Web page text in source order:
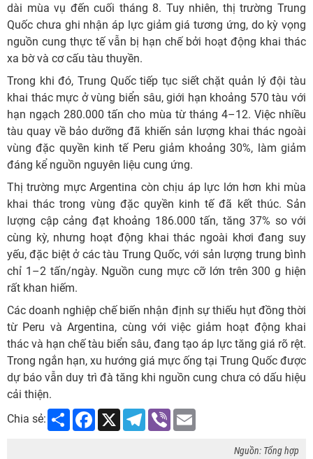
dài mùa vụ đến cuối tháng 8. Tuy nhiên, thị trường Trung
Quốc chưa ghi nhận áp lực giảm giá tương ứng, do kỳ vọng
nguồn cung thực tế vẫn bị hạn chế bởi hoạt động khai thác
xa bờ và cơ cấu tàu thuyền.
Trong khi đó, Trung Quốc tiếp tục siết chặt quản lý đội tàu
khai thác mực ở vùng biển sâu, giới hạn khoảng 570 tàu với
hạn ngạch 280.000 tấn cho mùa từ tháng 4–12. Việc nhiều
tàu quay về bảo dưỡng đã khiến sản lượng khai thác ngoài
vùng đặc quyền kinh tế Peru giảm khoảng 30%, làm giảm
đáng kể nguồn nguyên liệu cung ứng.
Thị trường mực Argentina còn chịu áp lực lớn hơn khi mùa
khai thác trong vùng đặc quyền kinh tế đã kết thúc. Sản
lượng cập cảng đạt khoảng 186.000 tấn, tăng 37% so với
cùng kỳ, nhưng hoạt động khai thác ngoài khơi đang suy
yếu, đặc biệt ở các tàu Trung Quốc, với sản lượng trung bình
chỉ 1–2 tấn/ngày. Nguồn cung mực cỡ lớn trên 300 g hiện
rất khan hiếm.
Các doanh nghiệp chế biến nhận định sự thiếu hụt đồng thời
từ Peru và Argentina, cùng với việc giảm hoạt động khai
thác và hạn chế tàu biển sâu, đang tạo áp lực tăng giá rõ rệt.
Trong ngắn hạn, xu hướng giá mực ống tại Trung Quốc được
dự báo vẫn duy trì đà tăng khi nguồn cung chưa có dấu hiệu
cải thiện.
Chia sẻ:
Share Facebook
X Telegram
Viber
Nguồn: Tổng hợp